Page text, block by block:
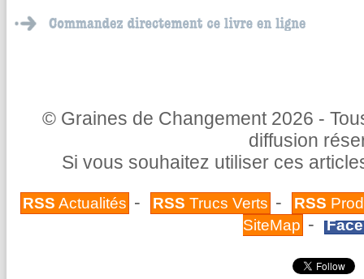
© Graines de Changement 2026 -
diffusion
Si vous souhaitez utiliser ces
RSS Actualités - RSS Trucs Verts - RSS
SiteMap -